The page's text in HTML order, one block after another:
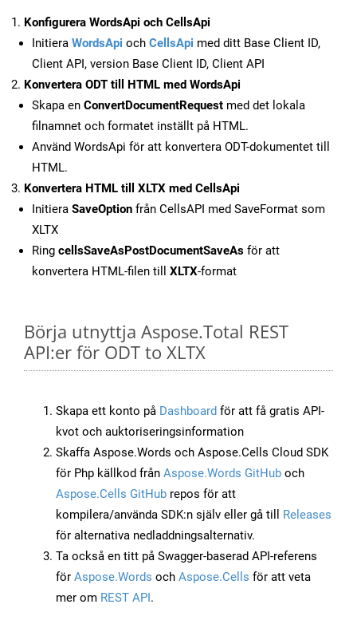
Konfigurera WordsApi och CellsApi
Initiera WordsApi och CellsApi med ditt Base Client ID,
Client API, version Base Client ID, Client API
Konvertera ODT till HTML med WordsApi
Skapa en ConvertDocumentRequest med det lokala
filnamnet och formatet inställt på HTML.
Använd WordsApi för att konvertera ODT-dokumentet till
HTML.
Konvertera HTML till XLTX med CellsApi
Initiera SaveOption från CellsAPI med SaveFormat som
XLTX
Ring cellsSaveAsPostDocumentSaveAs för att
konvertera HTML-filen till XLTX-format
Börja utnyttja Aspose.Total REST
API:er för ODT to XLTX
Skapa ett konto på Dashboard för att få gratis API-
kvot och auktoriseringsinformation
Skaffa Aspose.Words och Aspose.Cells Cloud SDK
för Php källkod från Aspose.Words GitHub och
Aspose.Cells GitHub repos för att
kompilera/använda SDK:n själv eller gå till Releases
för alternativa nedladdningsalternativ.
Ta också en titt på Swagger-baserad API-referens
för Aspose.Words och Aspose.Cells för att veta
mer om REST API.